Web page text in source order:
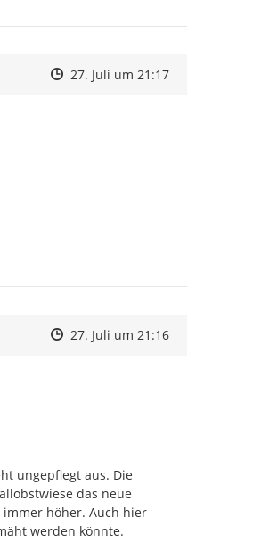
Zeitpunkt des Erstellens
Zeitpunkt des Erstellens
27. Juli um 21:17Zur Äußerung
Zeitpunkt des Erstellens
Zeitpunkt des Erstellens
27. Juli um 21:16Zur Äußerung
ungepflegt aus. Die
das neue
höher. Auch hier
werden könnte.